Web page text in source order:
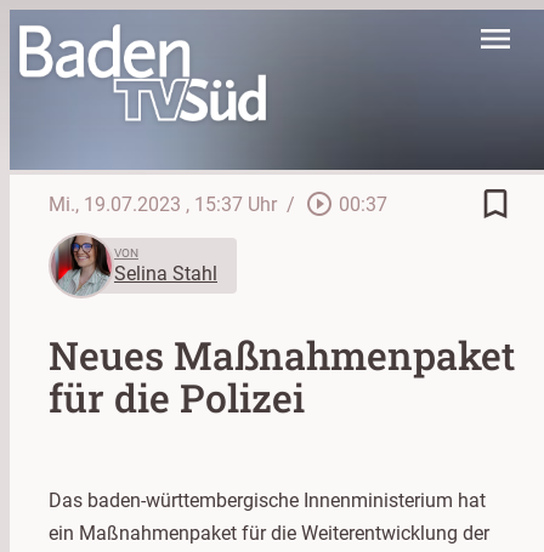
menu
Mi., 19.07.2023 , 15:37 Uhr / play_circle_outline 00:37 bookmark_border
VON
Selina Stahl
Neues Maßnahmenpaket
für die Polizei
Das baden-württembergische Innenministerium hat
ein Maßnahmenpaket für die Weiterentwicklung der